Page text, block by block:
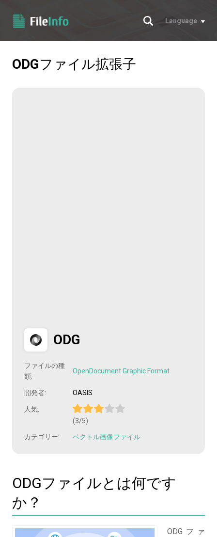
サーチ
Language
ODGファイル拡張子
ODG
ファイルの種
類:
OpenDocument Graphic Format
開発者: OASIS
人気:
(3/5)
カテゴリー: ベクトル画像ファイル
ODGファイルとは何です
か？
ODGファ